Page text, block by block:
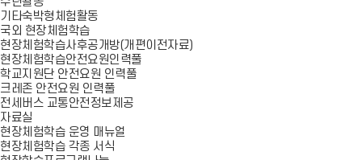
기타숙박형체험활동
국외 현장체험학습
현장체험학습사후공개방(개편이전자료)
현장체험학습안전요원인력풀
학교지원단 안전요원 인력풀
크레존 안전요원 인력풀
전세버스 교통안전정보제공
자료실
현장체험학습 운영 매뉴얼
현장체험학습 각종 서식